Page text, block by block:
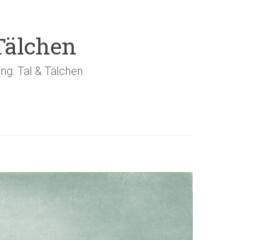
Tal & Tälchen